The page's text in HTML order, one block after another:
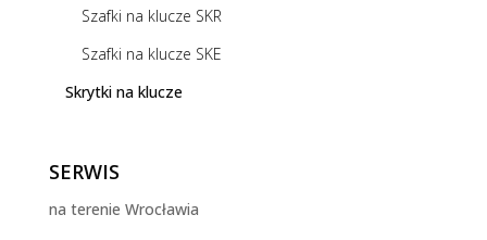
Szafki na klucze SKR
Szafki na klucze SKE
Skrytki na klucze
SERWIS
na terenie Wrocławia